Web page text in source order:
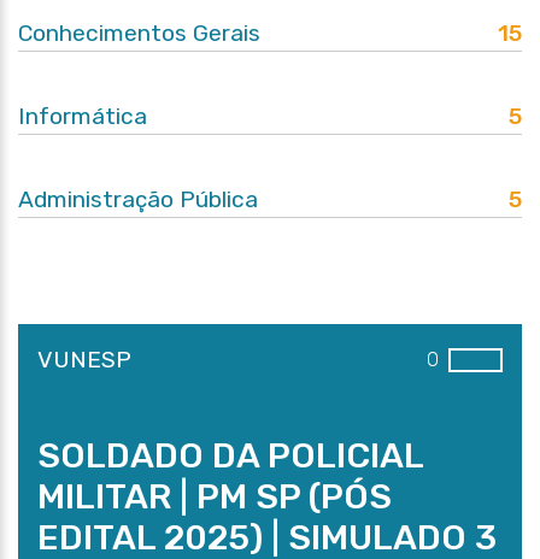
Conhecimentos Gerais 15
Informática 5
Administração Pública 5
VUNESP 0
SOLDADO DA POLICIAL
MILITAR | PM SP (PÓS
EDITAL 2025) | SIMULADO 3